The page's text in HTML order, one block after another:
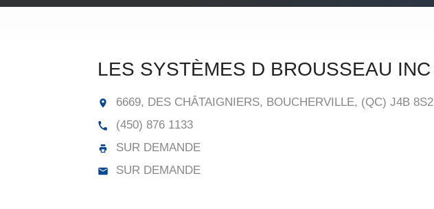
LES SYSTÈMES D BROUSSEAU INC
6669, DES CHÂTAIGNIERS, BOUCHERVILLE, (QC) J4B 8S2
(450) 876 1133
SUR DEMANDE
SUR DEMANDE